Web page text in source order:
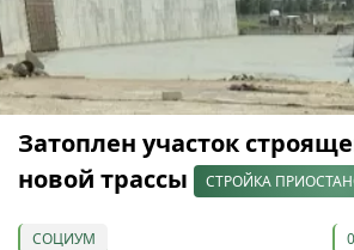
Затоплен участок
новой трассы
СТРОЙКА
СОЦИУМ